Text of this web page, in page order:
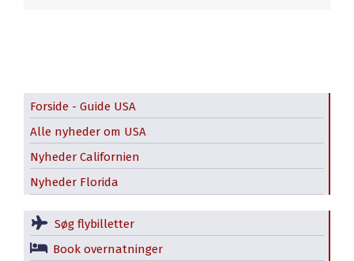
Forside - Guide USA
Alle nyheder om USA
Nyheder Californien
Nyheder Florida
Søg flybilletter
Book overnatninger